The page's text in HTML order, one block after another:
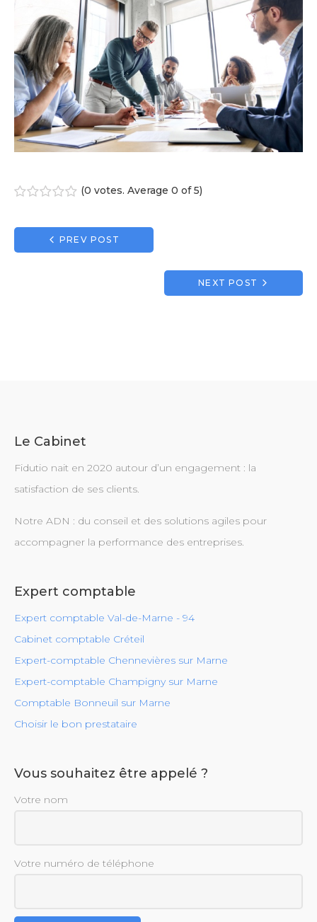
(0 votes. Average 0 of 5)
Navigation
de
PREV POST
NEXT POST
Le Cabinet
Fidutio nait en 2020 autour d’un engagement : la
satisfaction de ses clients.
Notre ADN : du conseil et des solutions agiles pour
accompagner la performance des entreprises.
Expert comptable
Expert comptable Val-de-Marne - 94
Cabinet comptable Créteil
Expert-comptable Chennevières sur Marne
Expert-comptable Champigny sur Marne
Comptable Bonneuil sur Marne
Choisir le bon prestataire
Vous souhaitez être appelé ?
Votre nom
Votre numéro de téléphone